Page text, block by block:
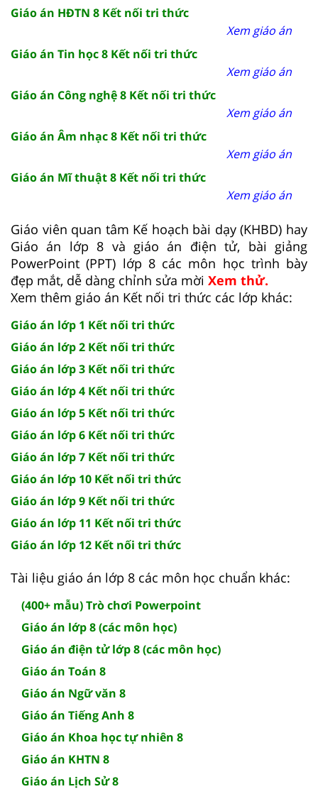
Giáo án HĐTN 8 Kết nối tri thức
Xem giáo án
Giáo án Tin học 8 Kết nối tri thức
Xem giáo án
Giáo án Công nghệ 8 Kết nối tri thức
Xem giáo án
Giáo án Âm nhạc 8 Kết nối tri thức
Xem giáo án
Giáo án Mĩ thuật 8 Kết nối tri thức
Xem giáo án
Giáo viên quan tâm Kế hoạch bài dạy (KHBD) hay
Giáo án lớp 8 và giáo án điện tử, bài giảng
PowerPoint (PPT) lớp 8 các môn học trình bày
đẹp mắt, dễ dàng chỉnh sửa mời Xem thử.
Xem thêm giáo án Kết nối tri thức các lớp khác:
Giáo án lớp 1 Kết nối tri thức
Giáo án lớp 2 Kết nối tri thức
Giáo án lớp 3 Kết nối tri thức
Giáo án lớp 4 Kết nối tri thức
Giáo án lớp 5 Kết nối tri thức
Giáo án lớp 6 Kết nối tri thức
Giáo án lớp 7 Kết nối tri thức
Giáo án lớp 10 Kết nối tri thức
Giáo án lớp 9 Kết nối tri thức
Giáo án lớp 11 Kết nối tri thức
Giáo án lớp 12 Kết nối tri thức
Tài liệu giáo án lớp 8 các môn học chuẩn khác:
(400+ mẫu) Trò chơi Powerpoint
Giáo án lớp 8 (các môn học)
Giáo án điện tử lớp 8 (các môn học)
Giáo án Toán 8
Giáo án Ngữ văn 8
Giáo án Tiếng Anh 8
Giáo án Khoa học tự nhiên 8
Giáo án KHTN 8
Giáo án Lịch Sử 8